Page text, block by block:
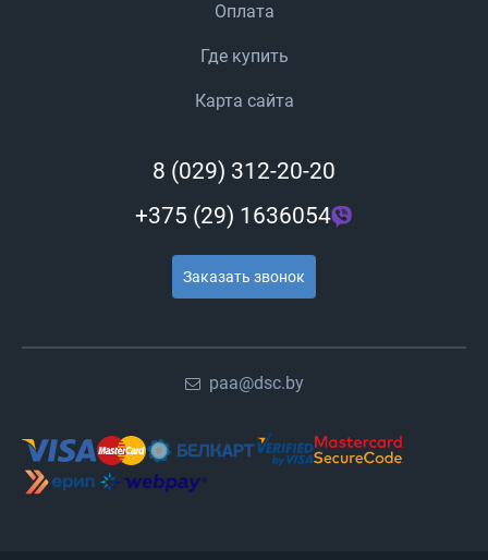
Оплата
Где купить
Карта сайта
8 (029) 312-20-20
+375 (29) 1636054
Заказать звонок
paa@dsc.by